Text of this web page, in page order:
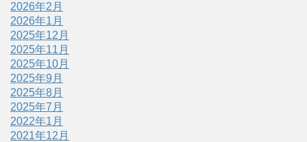
2026年2月
2026年1月
2025年12月
2025年11月
2025年10月
2025年9月
2025年8月
2025年7月
2022年1月
2021年12月